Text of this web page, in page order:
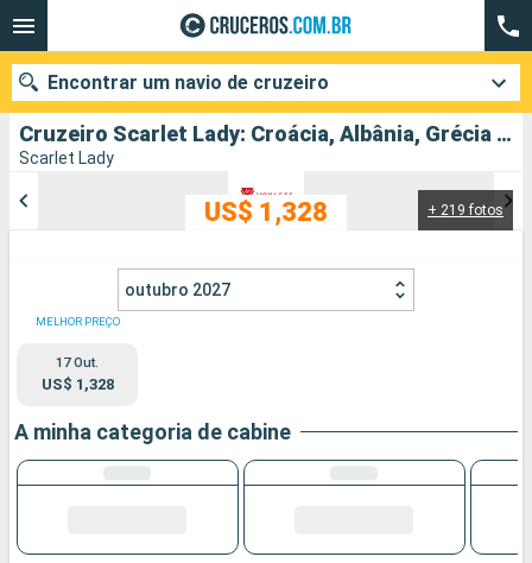
Cruzeiro Scarlet Lady: Croácia, Albânia, Grécia partindo de Pireu (Atenas)
Scarlet Lady
+ 219 fotos
US$ 1,328
outubro 2027
MELHOR PREÇO
17 Out.
US$ 1,328
A minha categoria de cabine
Encontrar um navio de cruzeiro
Data de partida
Cidades